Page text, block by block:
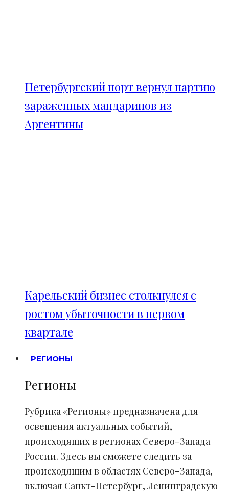
Петербургский порт вернул партию
зараженных мандаринов из
Аргентины
Карельский бизнес столкнулся с
ростом убыточности в первом
квартале
РЕГИОНЫ
Регионы
Рубрика «Регионы» предназначена для
освещения актуальных событий,
происходящих в регионах Северо-Запада
России. Здесь вы сможете следить за
происходящим в областях Северо-Запада,
включая Санкт-Петербург, Ленинградскую